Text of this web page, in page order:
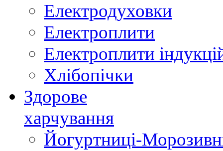
Електродуховки
Електроплити
Електроплити
Хлібопічки
Здорове
харчування
Йогуртниці-